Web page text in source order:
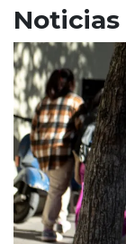
Noticias